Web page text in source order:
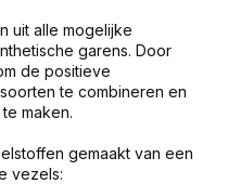
uit alle mogelijke
garens. Door
de positieve
te combineren en
maken.
gemaakt van een
vezels: